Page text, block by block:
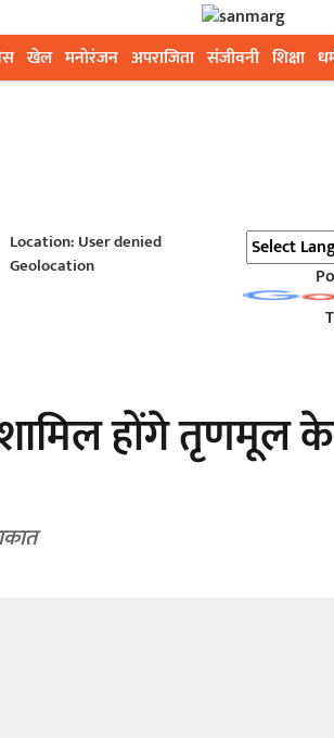
खेल मनोरंजन अपराजिता संजीवनी शिक्षा
Location: User denied
Geolocation
होंगे तृणमूल के